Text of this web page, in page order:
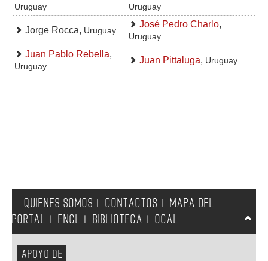
Uruguay Uruguay
Jorge Rocca, Uruguay
José Pedro Charlo,
Uruguay
Juan Pablo Rebella,
Uruguay
Juan Pittaluga, Uruguay
QUIENES SOMOS CONTACTOS
MAPA DEL
PORTAL
FNCL BIBLIOTECA OCAL
APOYO DE